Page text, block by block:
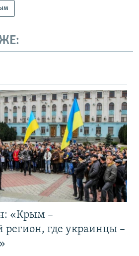
«Крым –
регион, где украинцы –